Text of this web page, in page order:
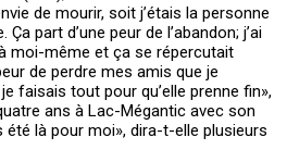
de mourir, soit j’étais la personne
part d’une peur de l’abandon; j’ai
moi-même et ça se répercutait
de perdre mes amis que je
faisais tout pour qu’elle prenne fin»,
ans à Lac-Mégantic avec son
été là pour moi», dira-t-elle plusieurs